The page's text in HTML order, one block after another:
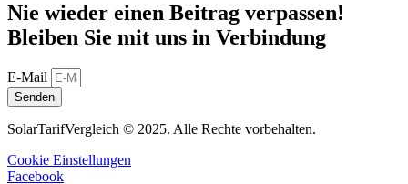
Nie wieder einen Beitrag verpassen!
Bleiben Sie mit uns in Verbindung
E-Mail
Senden
SolarTarifVergleich © 2025. Alle Rechte vorbehalten.
Cookie Einstellungen
Facebook